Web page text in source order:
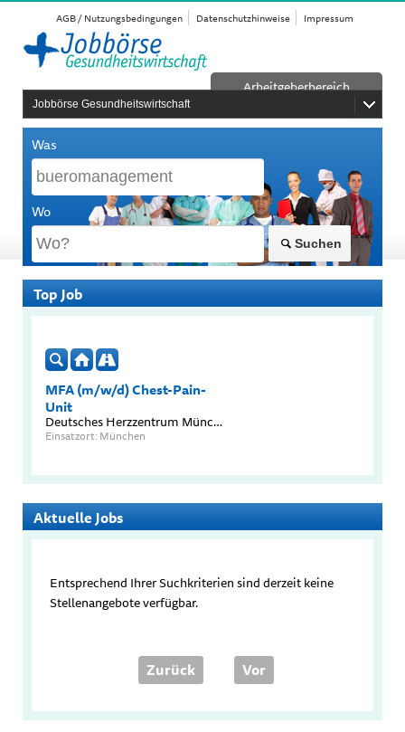
AGB / Nutzungsbedingungen Datenschutzhinweise Impressum
Jobbörse Gesundheitswirtschaft
Arbeitgeberbereich
Was
Wo
Suchen
Top Job
MFA (m/w/d) Chest-Pain-
Unit
Deutsches Herzzentrum München TUM Universitätsklinikum
Einsatzort: München
Aktuelle Jobs
Entsprechend Ihrer Suchkriterien sind derzeit keine
Stellenangebote verfügbar.
Zurück Vor